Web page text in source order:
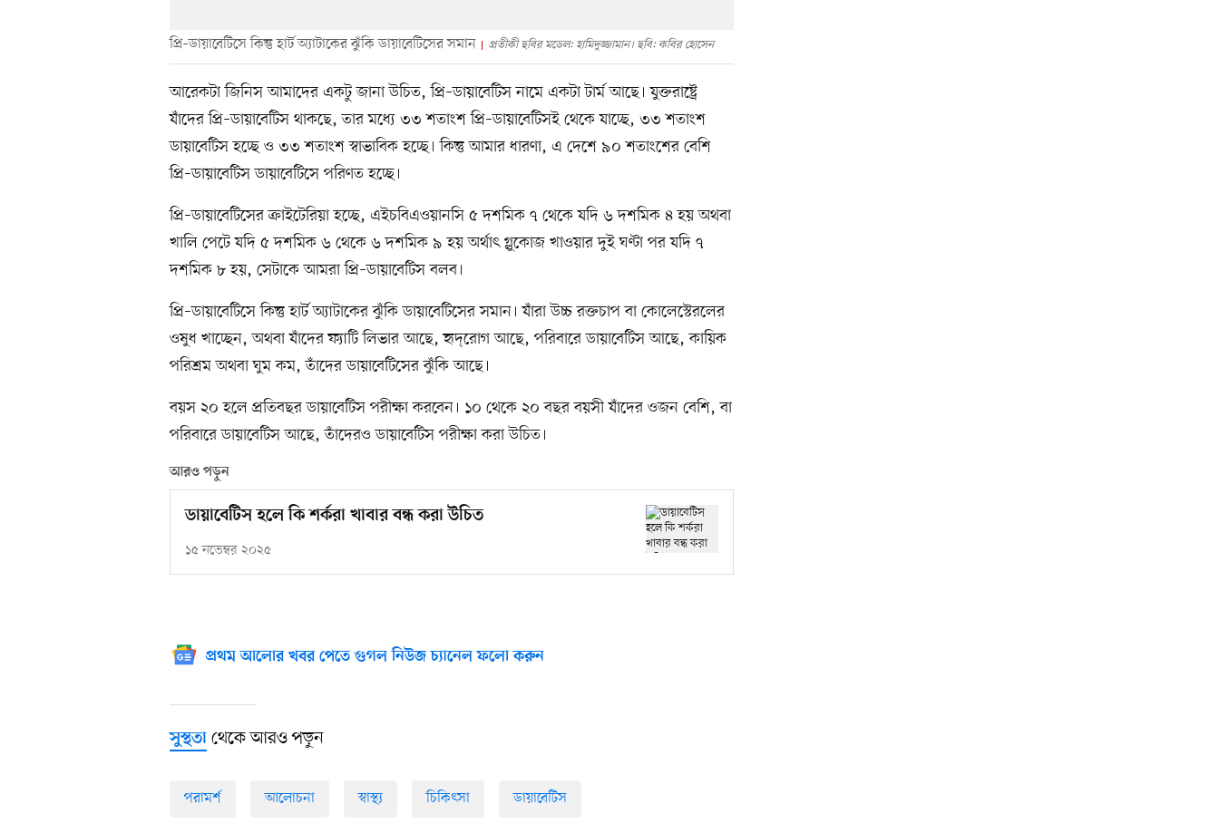
প্রি–ডায়াবেটিসে কিন্তু হার্ট অ্যাটাকের ঝুঁকি ডায়াবেটিসের সমান প্রতীকী ছবির মডেল: হামিদুজ্জামান। ছবি: কবির হোসেন
আরেকটা জিনিস আমাদের একটু জানা উচিত, প্রি–ডায়াবেটিস নামে একটা টার্ম আছে। যুক্তরাষ্ট্রে
যাঁদের প্রি–ডায়াবেটিস থাকছে, তার মধ্যে ৩৩ শতাংশ প্রি–ডায়াবেটিসই থেকে যাচ্ছে, ৩৩ শতাংশ
ডায়াবেটিস হচ্ছে ও ৩৩ শতাংশ স্বাভাবিক হচ্ছে। কিন্তু আমার ধারণা, এ দেশে ৯০ শতাংশের বেশি
প্রি–ডায়াবেটিস ডায়াবেটিসে পরিণত হচ্ছে।
প্রি–ডায়াবেটিসের ক্রাইটেরিয়া হচ্ছে, এইচবিএওয়ানসি ৫ দশমিক ৭ থেকে যদি ৬ দশমিক ৪ হয় অথবা
খালি পেটে যদি ৫ দশমিক ৬ থেকে ৬ দশমিক ৯ হয় অর্থাৎ গ্লুকোজ খাওয়ার দুই ঘণ্টা পর যদি ৭
দশমিক ৮ হয়, সেটাকে আমরা প্রি–ডায়াবেটিস বলব।
প্রি–ডায়াবেটিসে কিন্তু হার্ট অ্যাটাকের ঝুঁকি ডায়াবেটিসের সমান। যাঁরা উচ্চ রক্তচাপ বা কোলেস্টেরলের
ওষুধ খাচ্ছেন, অথবা যাঁদের ফ্যাটি লিভার আছে, হৃদ্‌রোগ আছে, পরিবারে ডায়াবেটিস আছে, কায়িক
পরিশ্রম অথবা ঘুম কম, তাঁদের ডায়াবেটিসের ঝুঁকি আছে।
বয়স ২০ হলে প্রতিবছর ডায়াবেটিস পরীক্ষা করবেন। ১০ থেকে ২০ বছর বয়সী যাঁদের ওজন বেশি, বা
পরিবারে ডায়াবেটিস আছে, তাঁদেরও ডায়াবেটিস পরীক্ষা করা উচিত।
আরও পড়ুন
ডায়াবেটিস হলে কি শর্করা খাবার বন্ধ করা উচিত
১৫ নভেম্বর ২০২৫
প্রথম আলোর খবর পেতে গুগল নিউজ চ্যানেল ফলো করুন
সুস্থতা থেকে আরও পড়ুন
পরামর্শ আলোচনা স্বাস্থ্য চিকিৎসা ডায়াবেটিস